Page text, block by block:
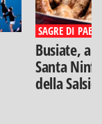
SAGRE DI PAESE
Busiate,
Santa
della